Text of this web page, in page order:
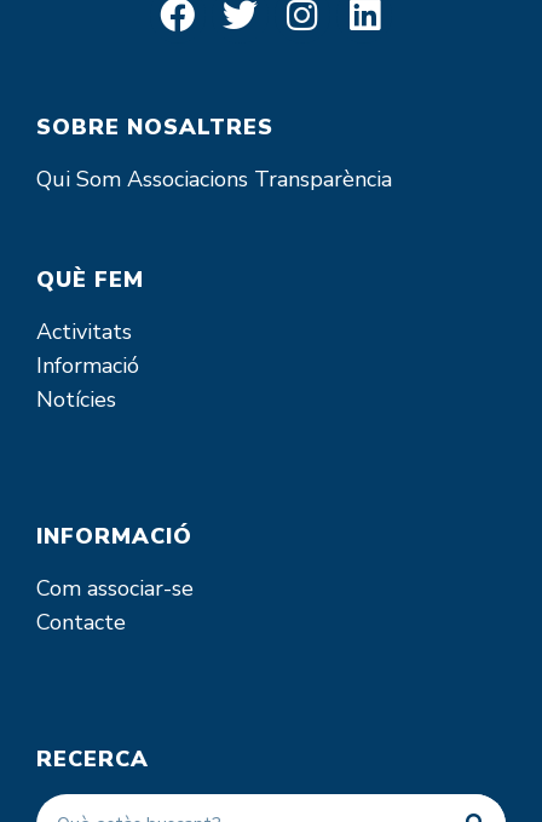
SOBRE NOSALTRES
Qui Som Associacions Transparència
QUÈ FEM
Activitats
Informació
Notícies
INFORMACIÓ
Com associar-se
Contacte
RECERCA